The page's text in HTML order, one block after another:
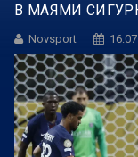
В МАЯМИ
Novsport